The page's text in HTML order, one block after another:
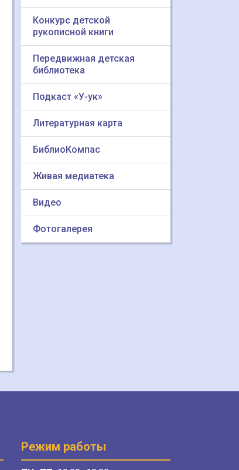
Конкурс детской
рукописной книги
Передвижная детская
библиотека
Подкаст «У-ук»
Литературная карта
БиблиоКомпас
Живая медиатека
Видео
Фотогалерея
Режим работы